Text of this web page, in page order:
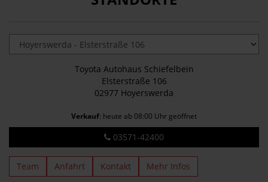
Toyota Autohaus Schiefelbein
Elsterstraße 106
02977 Hoyerswerda
Verkauf: heute ab 08:00 Uhr geöffnet
03571-42400
Team Anfahrt Kontakt Mehr Infos